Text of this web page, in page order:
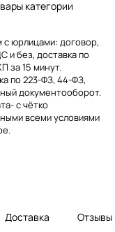
категории
с юрлицами: договор,
и без, доставка по
за 15 минут.
по 223-ФЗ, 44-ФЗ,
документооборот.
с чётко
всеми условиями
Доставка Отзывы